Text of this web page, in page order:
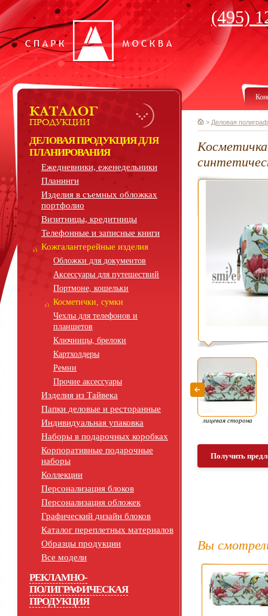
(495)
ДЕЛОВАЯ ПРОДУКЦИЯ ДЛЯ
ПЛАНИРОВАНИЯ
Ежедневники, еженедельники
Планинги
Изделия в съемных обложках
портфолио
Визитницы, кредитницы
Телефонные и записные книги
Кожгалантерейные изделия
Обложки для документов
Аксессуары для путешествий
Портмоне, кошельки
Косметички, сумки
Чехлы для телефонов и
планшетов
Ключницы, брелоки
Картхолдеры
Ремни
Прочие аксессуары
Изделия из Тайвека
Папки деловые и ресторанные
Индивидуальная упаковка
Наборы в подарочных коробках
Корпоративные подарочные
наборы
Коллекции
Персонализация блоков
Персонализация обложек
Графический дизайн блоков
Каталог переплетных материалов
Образцы продукции
Все модели
РЕКЛАМНО-
ПОЛИГРАФИЧЕСКАЯ
ПРОДУКЦИЯ
> Деловая
лицевая сторона
Получить
Вы